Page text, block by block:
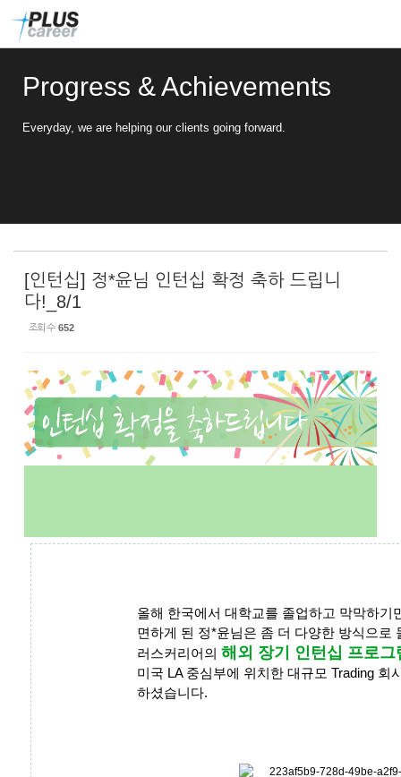
Progress & Achievements
Everyday, we are helping our clients going forward.
[인턴십] 정*윤님 인턴십 확정 축하 드립니
다!_8/1
조회 수 652
올해 한국에서 대학교를 졸업하고 막막하기
면하게 된 정*윤님은 좀 더 다양한 방식으로
러스커리어의해외 장기 인턴십 프로그
미국 LA 중심부에 위치한 대규모 Trading 회
하셨습니다.